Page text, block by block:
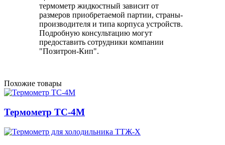
термометр жидкостный зависит от
размеров приобретаемой партии, страны-
производителя и типа корпуса устройств.
Подробную консультацию могут
предоставить сотрудники компании
"Позитрон-Кип".
Похожие товары
Термометр ТС-4М